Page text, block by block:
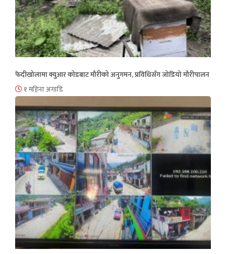
फेदीखोलामा क्युआर कोडबाट मौरीको अनुगमन, प्रविधिसँग जोडियो मौरीपालन
१ महिना अगाडि